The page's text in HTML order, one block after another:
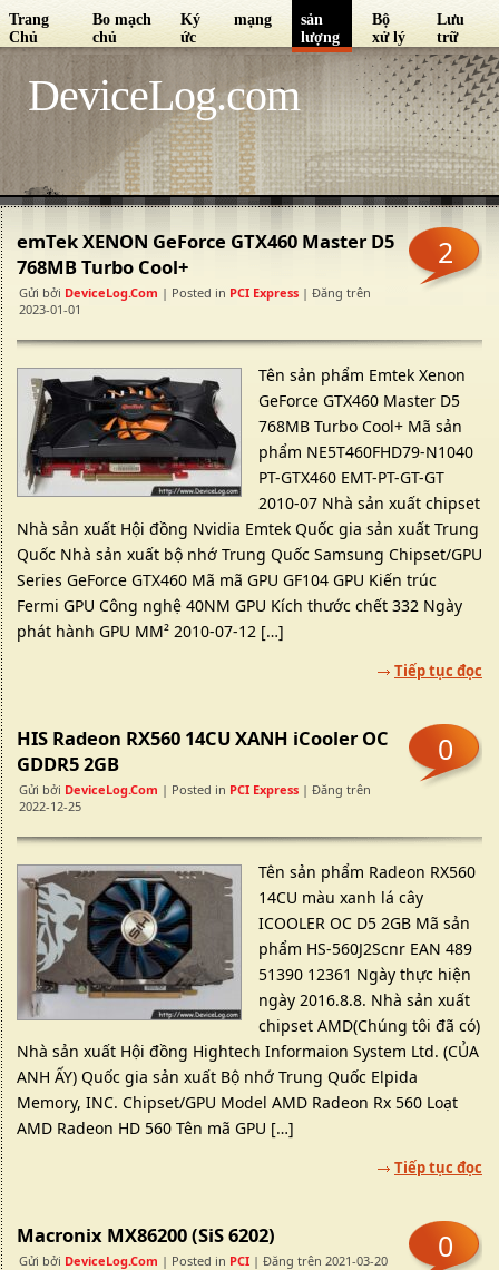
Trang
Chủ
Bo mạch
chủ
Ký
ức
mạng
sản
lượng
Bộ
xử lý
Lưu
trữ
DeviceLog.com
emTek XENON GeForce GTX460 Master D5
768MB Turbo Cool+
Gửi bởi DeviceLog.com | Posted in PCI Express | Đăng trên
2023-01-01
2
Tên sản phẩm Emtek Xenon
GeForce GTX460 Master D5
768MB Turbo Cool+ Mã sản
phẩm NE5T460FHD79-N1040
PT-GTX460 EMT-PT-GT-GT
2010-07 Nhà sản xuất chipset
Nhà sản xuất Hội đồng Nvidia Emtek Quốc gia sản xuất Trung
Quốc Nhà sản xuất bộ nhớ Trung Quốc Samsung Chipset/GPU
Series GeForce GTX460 Mã mã GPU GF104 GPU Kiến trúc
Fermi GPU Công nghệ 40NM GPU Kích thước chết 332 Ngày
phát hành GPU MM² 2010-07-12 […]
Tiếp tục đọc
HIS Radeon RX560 14CU XANH iCooler OC
GDDR5 2GB
Gửi bởi DeviceLog.com | Posted in PCI Express | Đăng trên
2022-12-25
0
Tên sản phẩm Radeon RX560
14CU màu xanh lá cây
ICOOLER OC D5 2GB Mã sản
phẩm HS-560J2Scnr EAN 489
51390 12361 Ngày thực hiện
ngày 2016.8.8. Nhà sản xuất
chipset AMD(Chúng tôi đã có)
Nhà sản xuất Hội đồng Hightech Informaion System Ltd. (CỦA
ANH ẤY) Quốc gia sản xuất Bộ nhớ Trung Quốc Elpida
Memory, INC. Chipset/GPU Model AMD Radeon Rx 560 Loạt
AMD Radeon HD 560 Tên mã GPU […]
Tiếp tục đọc
Macronix MX86200 (SiS 6202)
Gửi bởi DeviceLog.com | Posted in PCI | Đăng trên 2021-03-20 0